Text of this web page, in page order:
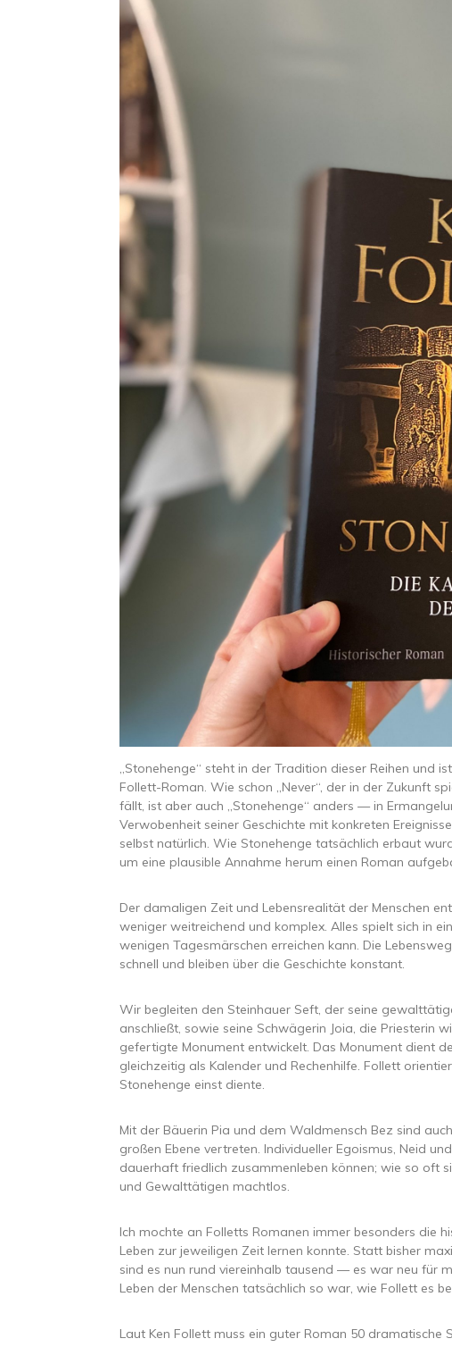
„Stonehenge“ steht in der Tradition dieser Reihen und
Follett-Roman. Wie schon „Never“, der in der Zukunft
fällt, ist aber auch „Stonehenge“ anders — in
Verwobenheit seiner Geschichte mit konkreten
selbst natürlich. Wie Stonehenge tatsächlich erbaut
um eine plausible Annahme herum einen Roman
Der damaligen Zeit und Lebensrealität der Menschen
weniger weitreichend und komplex. Alles spielt sich in
wenigen Tagesmärschen erreichen kann. Die
schnell und bleiben über die Geschichte konstant.
Wir begleiten den Steinhauer Seft, der seine
anschließt, sowie seine Schwägerin Joia, die Priesterin
gefertigte Monument entwickelt. Das Monument dient
gleichzeitig als Kalender und Rechenhilfe. Follett
Stonehenge einst diente.
Mit der Bäuerin Pia und dem Waldmensch Bez sind
großen Ebene vertreten. Individueller Egoismus, Neid
dauerhaft friedlich zusammenleben können; wie so oft
und Gewalttätigen machtlos.
Ich mochte an Folletts Romanen immer besonders die
Leben zur jeweiligen Zeit lernen konnte. Statt bisher
sind es nun rund viereinhalb tausend — es war neu für
Leben der Menschen tatsächlich so war, wie Follett es
Laut Ken Follett muss ein guter Roman 50 dramatische